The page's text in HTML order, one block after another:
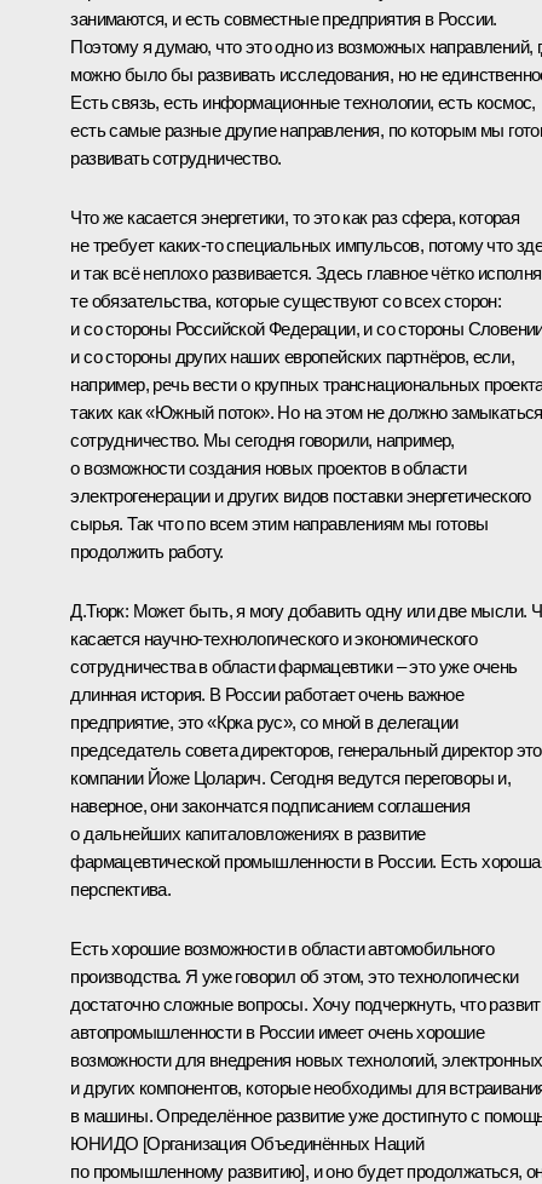
занимаются, и есть совместные предприятия в России.
Поэтому я думаю, что это одно из возможных направлений,
можно было бы развивать исследования, но не
Есть связь, есть информационные технологии, есть космос,
есть самые разные другие направления, по которым мы
развивать сотрудничество.
Что же касается энергетики, то это как раз сфера, которая
не требует каких‑то специальных импульсов, потому что
и так всё неплохо развивается. Здесь главное чётко
те обязательства, которые существуют со всех сторон:
и со стороны Российской Федерации, и со стороны
и со стороны других наших европейских партнёров, если,
например, речь вести о крупных транснациональных
таких как «Южный поток». Но на этом не должно замыкаться
сотрудничество. Мы сегодня говорили, например,
о возможности создания новых проектов в области
электрогенерации и других видов поставки энергетического
сырья. Так что по всем этим направлениям мы готовы
продолжить работу.
Д.Тюрк: Может быть, я могу добавить одну или две мысли.
касается научно-технологического и экономического
сотрудничества в области фармацевтики – это уже очень
длинная история. В России работает очень важное
предприятие, это «Крка рус», со мной в делегации
председатель совета директоров, генеральный директор
компании Йоже Цоларич. Сегодня ведутся переговоры и,
наверное, они закончатся подписанием соглашения
о дальнейших капиталовложениях в развитие
фармацевтической промышленности в России. Есть
перспектива.
Есть хорошие возможности в области автомобильного
производства. Я уже говорил об этом, это технологически
достаточно сложные вопросы. Хочу подчеркнуть, что
автопромышленности в России имеет очень хорошие
возможности для внедрения новых технологий, электронных
и других компонентов, которые необходимы для
в машины. Определённое развитие уже достигнуто с
ЮНИДО [Организация Объединённых Наций
по промышленному развитию], и оно будет продолжаться,